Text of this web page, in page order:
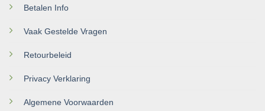
Betalen Info
Vaak Gestelde Vragen
Retourbeleid
Privacy Verklaring
Algemene Voorwaarden